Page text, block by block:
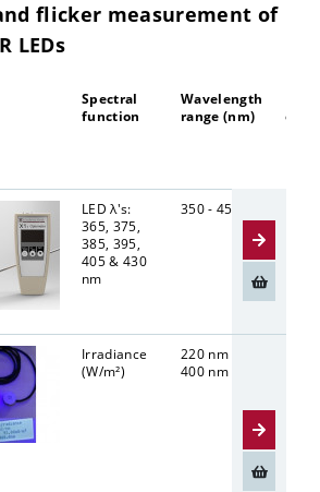
flicker measurement of
LEDs
Spectral
function
Wavelength
range (nm)
optic
LED λ's:
365, 375,
385, 395,
405 & 430
nm
350 - 450
Irradiance
(W/m²)
220 nm -
400 nm